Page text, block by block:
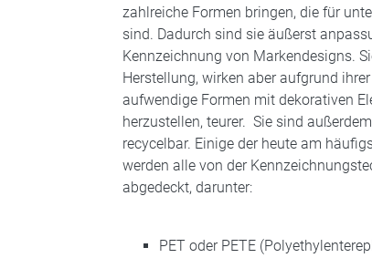
zahlreiche Formen bringen, die für
sind. Dadurch sind sie äußerst
Kennzeichnung von Markendesigns.
Herstellung, wirken aber aufgrund
aufwendige Formen mit dekorativen
herzustellen, teurer. Sie sind
recycelbar. Einige der heute am
werden alle von der
abgedeckt, darunter:
PET oder PETE